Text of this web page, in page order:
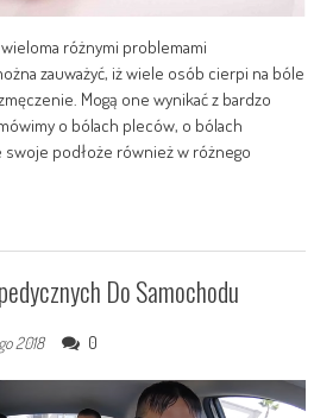
różnymi problemami
zauważyć, iż wiele osób cierpi na bóle
Mogą one wynikać z bardzo
o bólach pleców, o bólach
swoje podłoże również w różnego
Do Samochodu
2018 0